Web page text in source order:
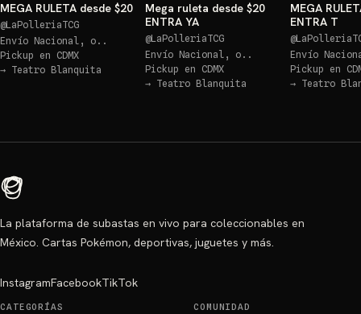
MEGA RULETA desde $20
@LaPolleriaTCG
Envío Nacional, o..
Pickup en CDMX
→ Teatro Blanquita
Mega ruleta desde $20
ENTRA YA
@LaPolleriaTCG
Envío Nacional, o..
Pickup en CDMX
→ Teatro Blanquita
MEGA
ENTRA T
@
Envío
Pickup en
→ Teatro
La plataforma de subastas en vivo para coleccionables en
México. Cartas Pokémon, deportivas, juguetes y más.
InstagramFacebookTikTok
CATEGORÍAS COMUNIDAD